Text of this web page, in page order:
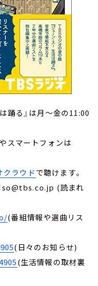
踊る』は月～金の11:00
スマートフォンは
クラウドで聴けます。
so@tbs.co.jp (読まれ
(番組情報や選曲リス
(日々のお知らせ)
(生活情報の取材裏